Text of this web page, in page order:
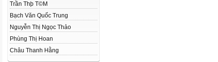
Trần Thþ T©M
Bạch Văn Quốc Trung
Nguyễn Thị Ngọc Thảo
Phùng Thị Hoan
Châu Thanh Hằng